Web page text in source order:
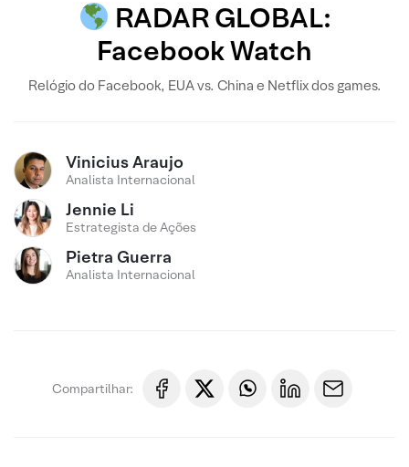
RADAR GLOBAL:
Facebook Watch
Relógio do Facebook, EUA vs. China e Netflix dos games.
Vinicius Araujo
Analista Internacional
Jennie Li
Estrategista de Ações
Pietra Guerra
Analista Internacional
Compartilhar: